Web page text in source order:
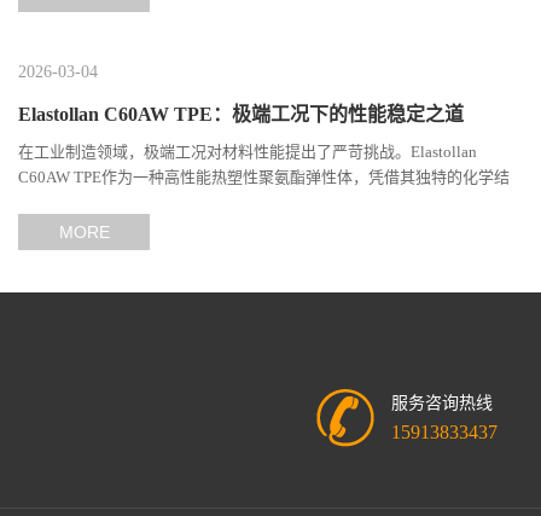
2026-03-04
Elastollan C60AW TPE：极端工况下的性能稳定之道
在工业制造领域，极端工况对材料性能提出了严苛挑战。Elastollan
C60AW TPE作为一种高性能热塑性聚氨酯弹性体，凭借其独特的化学结
MORE
服务咨询热线
15913833437